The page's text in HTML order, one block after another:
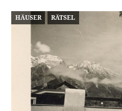
HÄUSER RÄTSEL